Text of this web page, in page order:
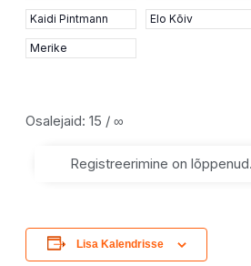
Kaidi Pintmann
Merike
Elo Kõiv
Osalejaid: 15 / ∞
Registreerimine on lõppenud.
Lisa Kalendrisse